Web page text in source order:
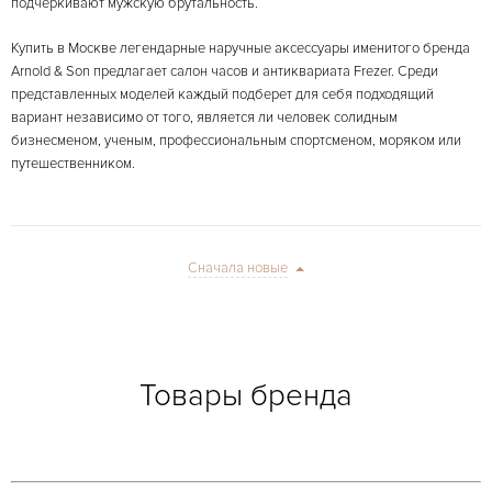
Купить в Москве легендарные наручные аксессуары именитого бренда
Arnold & Son предлагает салон часов и антиквариата Frezer. Среди
представленных моделей каждый подберет для себя подходящий
вариант независимо от того, является ли человек солидным
бизнесменом, ученым, профессиональным спортсменом, моряком или
путешественником.
Сначала новые
Товары бренда